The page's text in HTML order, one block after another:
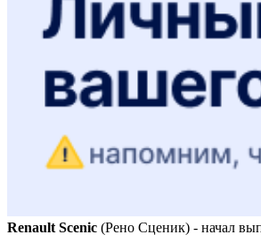
Renault Scenic (Рено Сценик) - начал